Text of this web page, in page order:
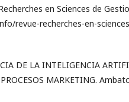
en Sciences de
revue-recherches-en-
DE LA INTELIGENCIA
MARKETING.